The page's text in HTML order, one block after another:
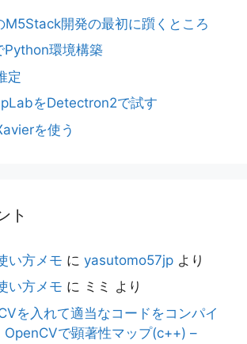
M5Stack開発の最初に躓くところ
Python環境構築
定
をDetectron2で試す
を使う
ト
い方メモ に yasutomo57jp より
い方メモ に ミミ より
を入れて適当なコードをコンパイ
OpenCVで顕著性マップ(c++) –